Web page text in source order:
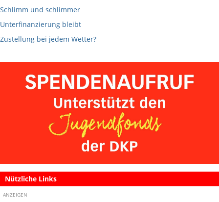
Schlimm und schlimmer
Unterfinanzierung bleibt
Zustellung bei jedem Wetter?
Nützliche Links
ANZEIGEN